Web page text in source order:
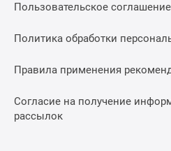
Пользовательское соглашение
Политика обработки
Правила применения
Согласие на получение
рассылок